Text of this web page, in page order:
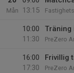
Mån
13:15
10:00
11:30
Träning
PreZero
16:00
17:30
Frivillig
PreZero